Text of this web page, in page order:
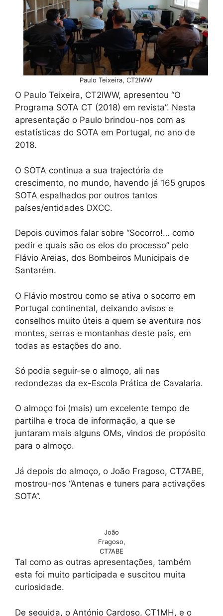
Paulo Teixeira, CT2IWW
O Paulo Teixeira, CT2IWW, apresentou “O
Programa SOTA CT (2018) em revista”. Nesta
apresentação o Paulo brindou-nos com as
estatísticas do SOTA em Portugal, no ano de
2018.
O SOTA continua a sua trajectória de
crescimento, no mundo, havendo já 165 grupos
SOTA espalhados por outros tantos
países/entidades DXCC.
Depois ouvimos falar sobre “Socorro!… como
pedir e quais são os elos do processo” pelo
Flávio Areias, dos Bombeiros Municipais de
Santarém.
O Flávio mostrou como se ativa o socorro em
Portugal continental, deixando avisos e
conselhos muito úteis a quem se aventura nos
montes, serras e montanhas deste país, em
todas as estações do ano.
Só podia seguir-se o almoço, ali nas
redondezas da ex-Escola Prática de Cavalaria.
O almoço foi (mais) um excelente tempo de
partilha e troca de informação, a que se
juntaram mais alguns OMs, vindos de propósito
para o almoço.
Já depois do almoço, o João Fragoso, CT7ABE,
mostrou-nos “Antenas e tuners para activações
SOTA”.
João
Fragoso,
CT7ABE
Tal como as outras apresentações, também
esta foi muito participada e suscitou muita
curiosidade.
De seguida, o António Cardoso, CT1MH, e o